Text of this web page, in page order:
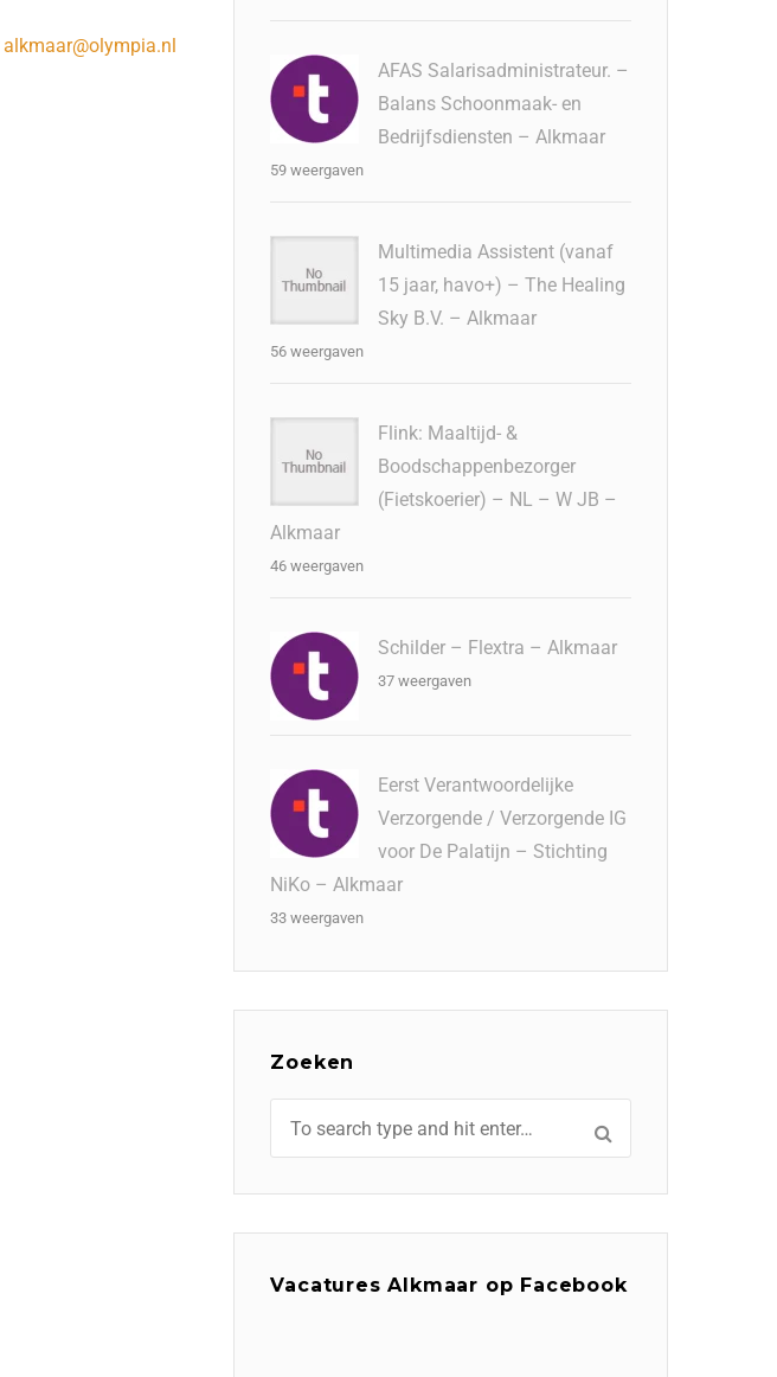
alkmaar@olympia.nl
AFAS Salarisadministrateur. –
Balans Schoonmaak- en
Bedrijfsdiensten – Alkmaar
59 weergaven
Multimedia Assistent (vanaf
15 jaar, havo+) – The Healing
Sky B.V. – Alkmaar
56 weergaven
Flink: Maaltijd- &
Boodschappenbezorger
(Fietskoerier) – NL – W JB –
Alkmaar
46 weergaven
Schilder – Flextra – Alkmaar
37 weergaven
Eerst Verantwoordelijke
Verzorgende / Verzorgende IG
voor De Palatijn – Stichting
NiKo – Alkmaar
33 weergaven
Zoeken
Vacatures Alkmaar op Facebook